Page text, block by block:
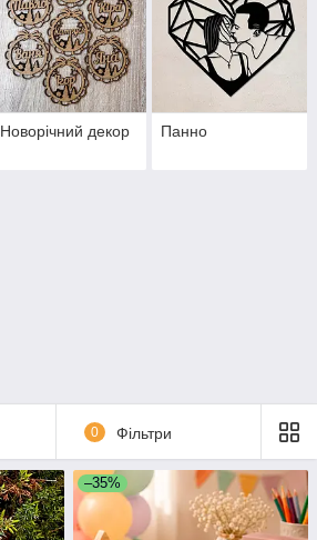
Новорічний декор Панно
0 Фільтри
–35%